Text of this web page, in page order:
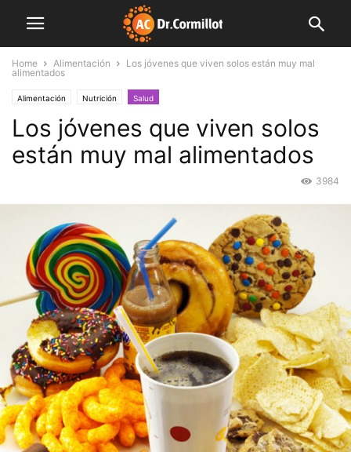
Home Alimentación
Los jóvenes que viven solos están muy mal
alimentados
Alimentación Nutrición Salud
Los jóvenes que viven solos
están muy mal alimentados
3984